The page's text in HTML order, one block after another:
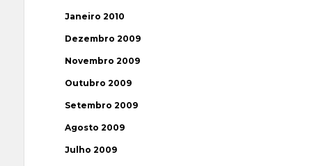
Janeiro 2010
Dezembro 2009
Novembro 2009
Outubro 2009
Setembro 2009
Agosto 2009
Julho 2009